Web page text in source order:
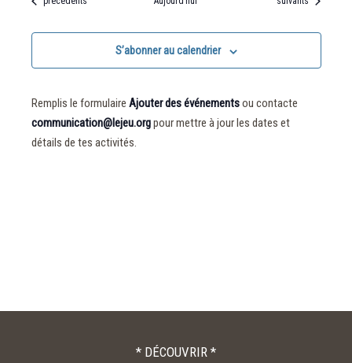
S’abonner au calendrier
Remplis le formulaire Ajouter des événementsou contacte
communication@lejeu.orgpour mettre à jour les dates et
détails de tes activités.
* DÉCOUVRIR *